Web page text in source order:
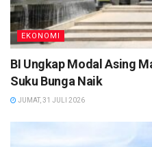
EKONOMI
BI Ungkap Modal Asing
Suku Bunga Naik
JUMAT, 31 JULI 2026